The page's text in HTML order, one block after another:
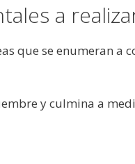
a
que se enumeran a
y culmina a